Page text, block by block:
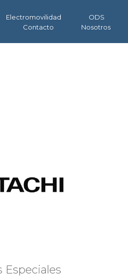
Electromovilidad
ODS
Contacto
Nosotros
Especiales